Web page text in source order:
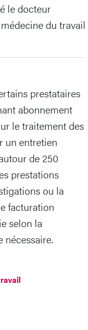
le docteur
du travail
prestataires
abonnement
le traitement des
un entretien
de 250
prestations
ou la
facturation
selon la
nécessaire.